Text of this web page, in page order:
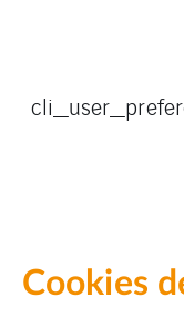
Cookies